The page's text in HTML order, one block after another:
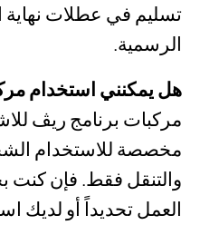
تسليم في عطلات نهاية
الرسمية.
هل يمكنني استخدام
مركبات برنامج ريڤ
مخصصة للاستخدام
والتنقل فقط. فإن كنت
العمل تحديداً أو لديك